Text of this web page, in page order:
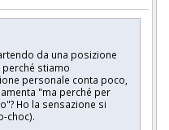
da una posizione
stiamo
personale conta poco,
"ma perché per
Ho la sensazione si
choc).